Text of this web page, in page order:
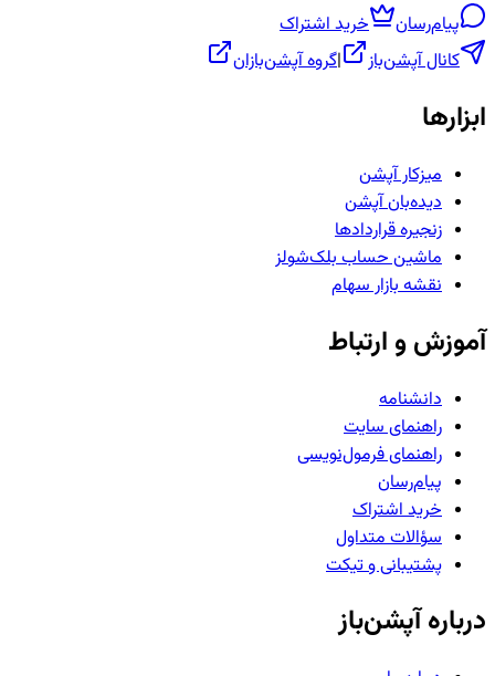
پیام‌رسان
خرید اشتراک
کانال آپشن‌باز
|گروه آپشن‌بازان
ابزارها
میزکار آپشن
دیده‌بان آپشن
زنجیره قراردادها
ماشین حساب بلک‌شولز
نقشه بازار سهام
آموزش و ارتباط
دانشنامه
راهنمای سایت
راهنمای فرمول‌نویسی
پیام‌رسان
خرید اشتراک
سؤالات متداول
پشتیبانی و تیکت
درباره آپشن‌باز